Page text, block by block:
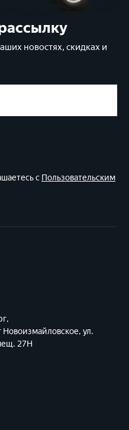
новостях, скидках и
с Пользовательским
Новоизмайловское, ул.
27Н